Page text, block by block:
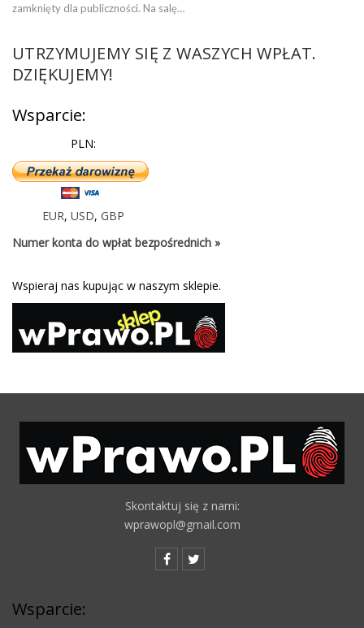
zamknięty dla publiczności. Na salę…
UTRZYMUJEMY SIĘ Z WASZYCH WPŁAT.
DZIĘKUJEMY!
Wsparcie:
PLN:
EUR, USD, GBP
Numer konta do wpłat bezpośrednich »
Wspieraj nas kupując w naszym sklepie.
Skontaktuj się z nami:
wprawopl@gmail.com
Wsparcie: